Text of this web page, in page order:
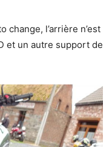
change, l’arrière n’est
et un autre support de